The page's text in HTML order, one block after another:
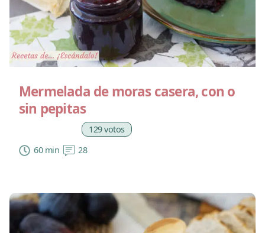
Mermelada de moras casera, con o
sin pepitas
129 votos
60 min
28